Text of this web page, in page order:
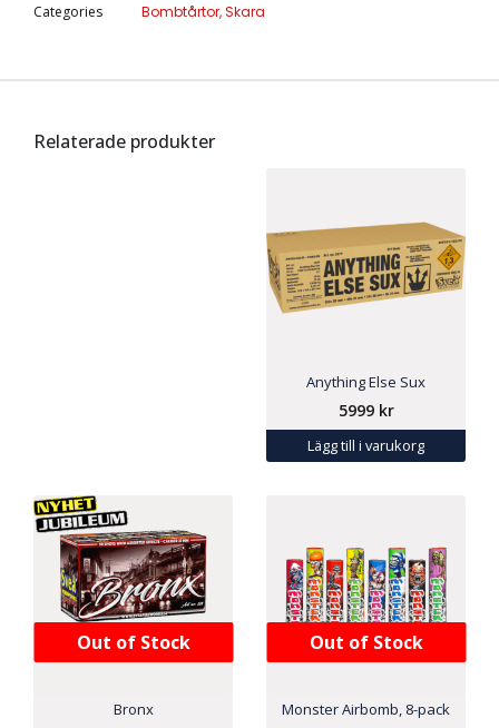
Categories
Bombtårtor,Skara
Relaterade produkter
Anything Else Sux
5999 kr
Lägg till i varukorg
Out of Stock
Bronx
Out of Stock
Monster Airbomb, 8-pack